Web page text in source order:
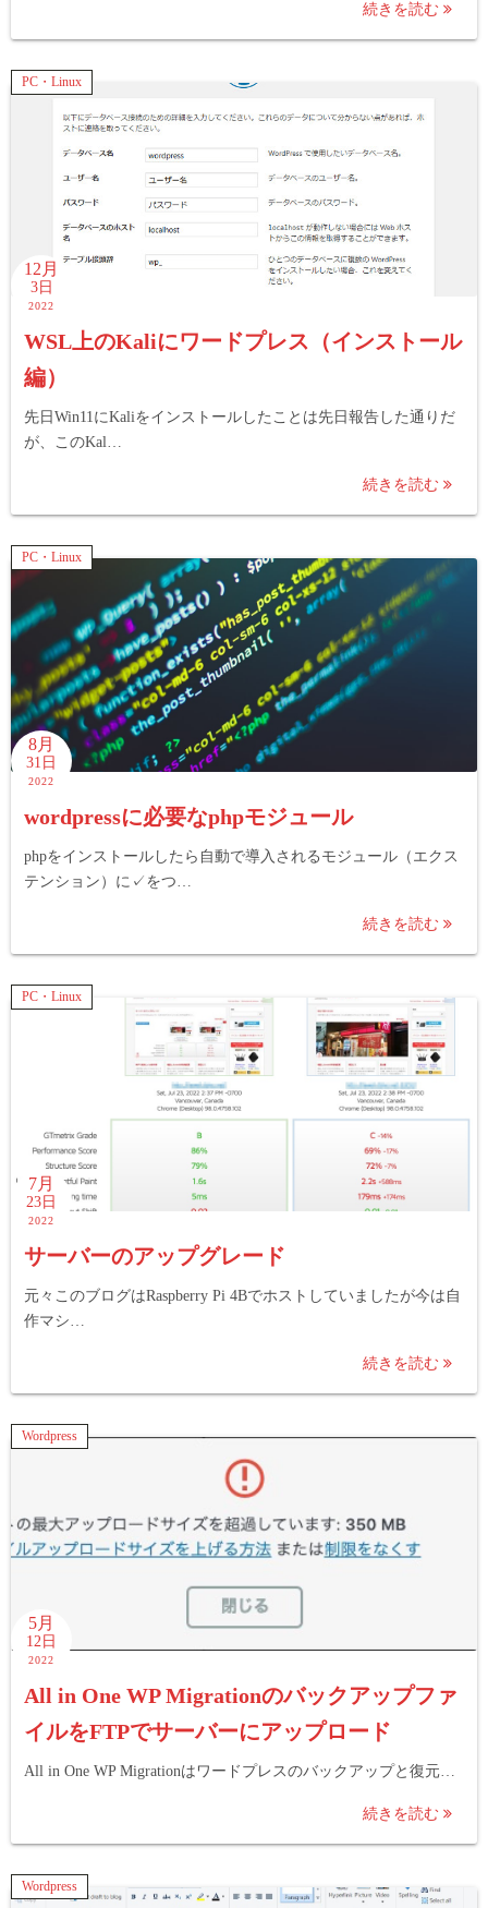
続きを読む
PC・Linux
12月
3日
2022
WSL上のKaliにワードプレス（インストール
編）
先日Win11にKaliをインストールしたことは先日報告した通りだ
が、このKal…
続きを読む
PC・Linux
8月
31日
2022
wordpressに必要なphpモジュール
phpをインストールしたら自動で導入されるモジュール（エクス
テンション）に✓をつ…
続きを読む
PC・Linux
7月
23日
2022
サーバーのアップグレード
元々このブログはRaspberry Pi 4Bでホストしていましたが今は自
作マシ…
続きを読む
Wordpress
5月
12日
2022
All in One WP Migrationのバックアップファ
イルをFTPでサーバーにアップロード
All in One WP Migrationはワードプレスのバックアップと復元…
続きを読む
Wordpress